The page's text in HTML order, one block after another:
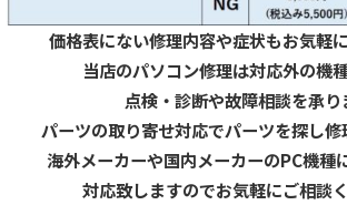
価格表にない修理内容や症状もお気軽
当店のパソコン修理は対応外の機
点検・診断や故障相談を承り
パーツの取り寄せ対応でパーツを探し修
海外メーカーや国内メーカーのPC機種
対応致しますのでお気軽にご相談